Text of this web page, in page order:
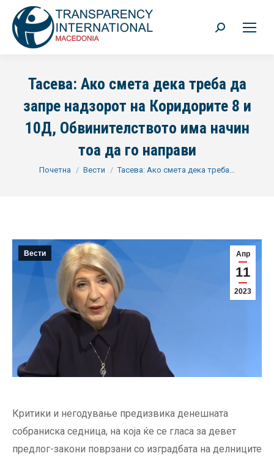
Search:
Тасева: Ако смета дека треба да
запрe надзорот на Коридорите 8 и
10Д, Обвинителството има начин
тоа да го направи
You are here:
Почетна Вести Тасева: Ако смета дека треба…
Апр
11
2023
Вести
Критики и негодување предизвика денешната
собраниска седница, на која ќе се гласа за девет
предлог-закони поврзани со изградбата на делниците